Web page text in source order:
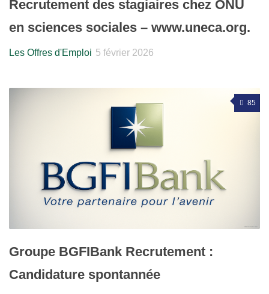
Recrutement des stagiaires chez ONU
en sciences sociales – www.uneca.org.
Les Offres d'Emploi 5 février 2026
85
Groupe BGFIBank Recrutement :
Candidature spontannée